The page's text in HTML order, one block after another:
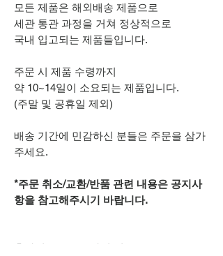
모든 제품은 해외배송 제품으로
세관 통관 과정을 거쳐 정상적으로
국내 입고되는 제품들입니다.
주문 시 제품 수령까지
약 10~14일이 소요되는 제품입니다.
(주말 및 공휴일 제외)
배송 기간에 민감하신 분들은 주문을 삼가
주세요.
*주문 취소/교환/반품 관련 내용은 공지사
항을 참고해주시기 바랍니다.
추가적으로 궁금하신 점은